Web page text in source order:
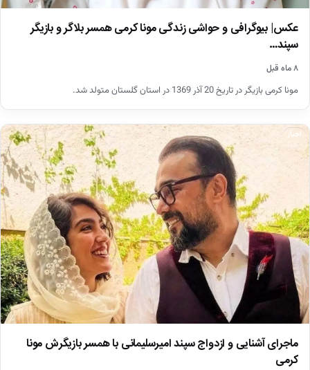
عکس| بیوگرافی و حواشی زندگی مونا کرمی همسر بلاگر و بازیگر
سپند…
۸ ماه قبل
مونا کرمی بازیگر در تاریخ 20 آذر 1369 در استان گلستان متولد شد.
اخبار
ماجرای آشنایی و ازدواج سپند امیرسلیمانی با همسر بازیگرش مونا
کرمی